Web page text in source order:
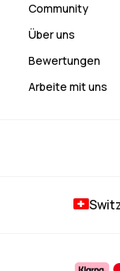
Community
Über uns
Bewertungen
Arbeite mit uns